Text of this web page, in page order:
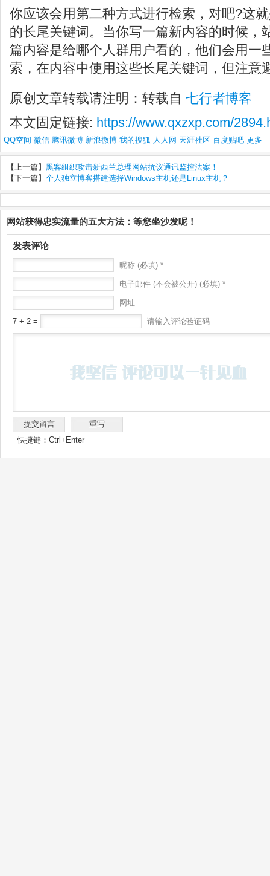
你应该会用第二种方式进行检索，对吧?这
的长尾关键词。当你写一篇新内容的时候，
篇内容是给哪个人群用户看的，他们会用一
索，在内容中使用这些长尾关键词，但注意
原创文章转载请注明：转载自 七行者博客
本文固定链接: https://www.qxzxp.com/
QQ空间 微信 腾讯微博 新浪微博 我的搜狐 人人网 天涯社区 百度贴吧 更多
【上一篇】 黑客组织攻击新西兰总理网站抗议通讯监控法案！
【下一篇】 个人独立博客搭建选择Windows主机还是Linux主机？
网站获得忠实流量的五大方法：等您坐沙发呢！
发表评论
昵称 (必填) *
电子邮件 (不会被公开) (必填) *
网址
7 + 2 = 请输入评论验证码
快捷键：Ctrl+Enter